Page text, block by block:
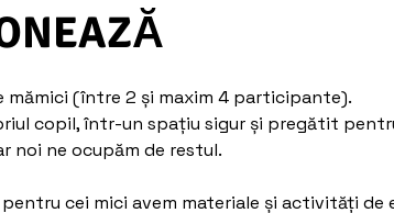
mămici (între 2 și maxim 4 participante).
copil, într-un spațiu sigur și pregătit
noi ne ocupăm de restul.
cei mici avem materiale și activități de